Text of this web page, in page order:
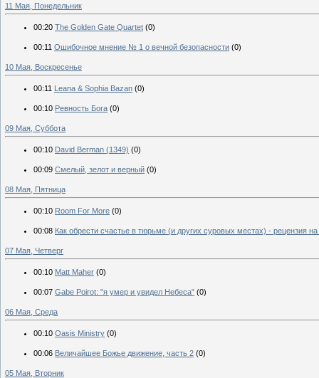
11 Мая, Понедельник
00:20 The Golden Gate Quartet (0)
00:11 Ошибочное мнение № 1 о вечной безопасности (0)
10 Мая, Воскресенье
00:11 Leana & Sophia Bazan (0)
00:10 Ревность Бога (0)
09 Мая, Суббота
00:10 David Berman (1349) (0)
00:09 Смелый, зелот и верный (0)
08 Мая, Пятница
00:10 Room For More (0)
00:08 Как обрести счастье в тюрьме (и других суровых местах) - рецензия
07 Мая, Четверг
00:10 Matt Maher (0)
00:07 Gabe Poirot: "я умер и увидел Небеса" (0)
06 Мая, Среда
00:10 Oasis Ministry (0)
00:06 Величайшее Божье движение, часть 2 (0)
05 Мая, Вторник